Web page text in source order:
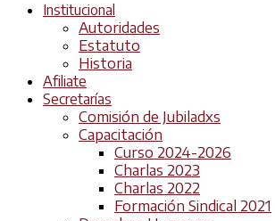
Institucional
Autoridades
Estatuto
Historia
Afiliate
Secretarías
Comisión de Jubiladxs
Capacitación
Curso 2024-2026
Charlas 2023
Charlas 2022
Formación Sindical 2021